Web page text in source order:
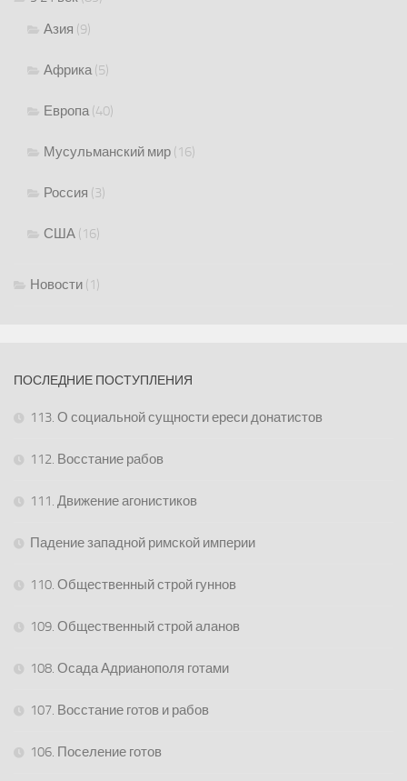
Азия (9)
Африка(5)
Европа(40)
Мусульманский мир (16)
Россия (3)
США (16)
Новости (1)
ПОСЛЕДНИЕ ПОСТУПЛЕНИЯ
113. О социальной сущности ереси донатистов
112. Восстание рабов
111. Движение агонистиков
Падение западной римской империи
110. Общественный строй гуннов
109. Общественный строй аланов
108. Осада Адрианополя готами
107. Восстание готов и рабов
106. Поселение готов